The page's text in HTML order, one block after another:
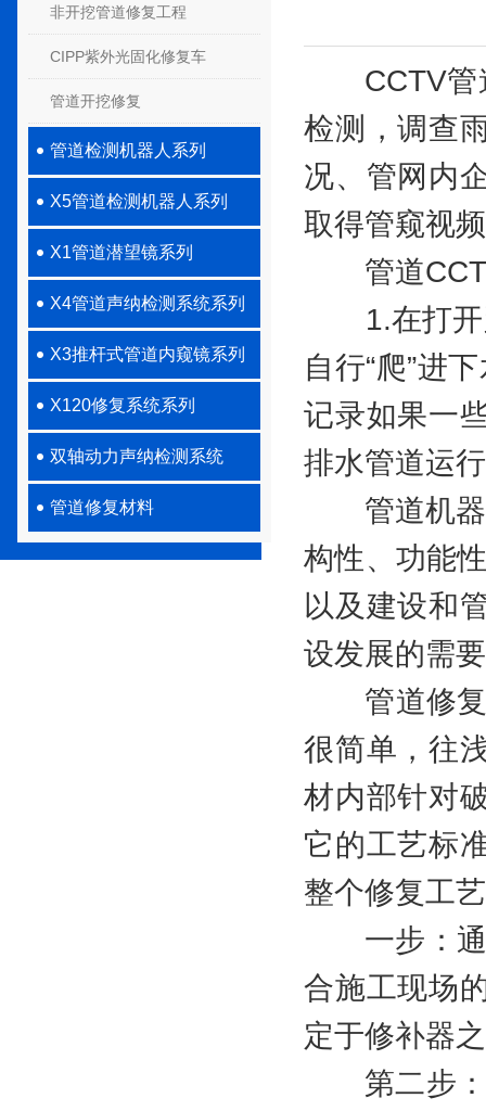
非开挖管道修复工程
CIPP紫外光固化修复车
管道开挖修复
管道检测机器人系列
X5管道检测机器人系列
X1管道潜望镜系列
X4管道声纳检测系统系列
X3推杆式管道内窥镜系列
X120修复系统系列
双轴动力声纳检测系统
管道修复材料
CCTV管道
检测，调查
况、管网内
取得管窥视
管道CCTV
1.在打开路
自行“爬”进
记录如果一
排水管道运
管道机器
构性、功能
以及建设和
设发展的需
管道修复
很简单，往
材内部针对
它的工艺标
整个修复工
一步：通
合施工现场
定于修补器
第二步：